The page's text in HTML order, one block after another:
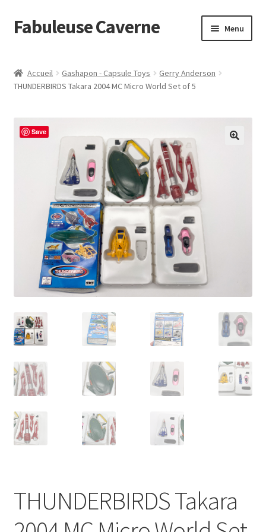
Aller
à
navigation
Aller
au
Fabuleuse Caverne Menu
En boutique
menu
enfant
En réapprovisionnement
Accueil Gashapon - Capsule Toys
Gerry Anderson
THUNDERBIRDS Takara 2004 MC Micro World Set of 5
Save
THUNDERBIRDS Takara